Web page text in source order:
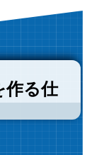
作る仕